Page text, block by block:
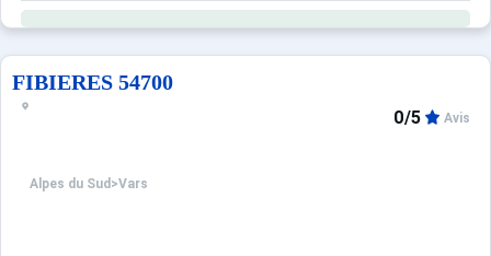
FIBIERES 54700
Alpes du Sud >Vars
0/5 Avis